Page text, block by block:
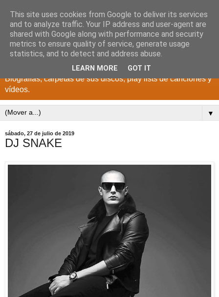
DISCOS PARA EL
RECUERDO
CANTANTES Y GRUPOS DE LOS AÑOS 1950 a 2022.
Biografías, carpetas de sus discos, play lists de canciones y
vídeos.
▼
sábado, 27 de julio de 2019
DJ SNAKE
This site uses cookies from Google to deliver its services
and to analyze traffic. Your IP address and user-agent are
shared with Google along with performance and security
metrics to ensure quality of service, generate usage
statistics, and to detect and address abuse.
LEARN MORE GOT IT